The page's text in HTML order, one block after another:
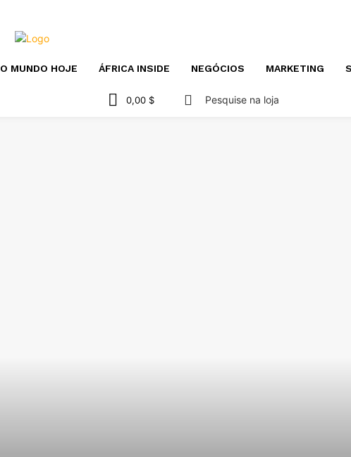
O MUNDO HOJE ÁFRICA INSIDE NEGÓCIOS MARKETING
0,00 $ Pesquise na loja